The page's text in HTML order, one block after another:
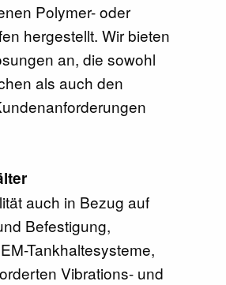
Polymer- oder
hergestellt. Wir bieten
an, die sowohl
als auch den
auch in Bezug auf
Befestigung,
Tankhaltesysteme,
Vibrations- und